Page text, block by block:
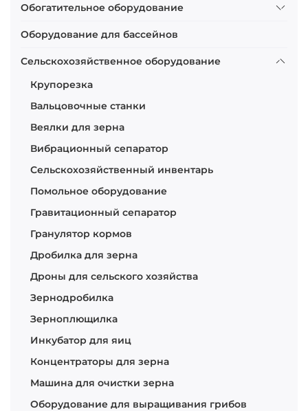
Обогатительное оборудование
Оборудование для бассейнов
Сельскохозяйственное оборудование
Крупорезка
Вальцовочные станки
Веялки для зерна
Вибрационный сепаратор
Сельскохозяйственный инвентарь
Помольное оборудование
Гравитационный сепаратор
Гранулятор кормов
Дробилка для зерна
Дроны для сельского хозяйства
Зернодробилка
Зерноплющилка
Инкубатор для яиц
Концентраторы для зерна
Машина для очистки зерна
Оборудование для выращивания грибов